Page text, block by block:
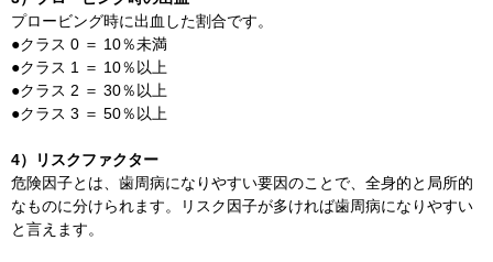
プロービング時に出血した割合です。
●クラス 0 ＝ 10％未満
●クラス 1 ＝ 10％以上
●クラス 2 ＝ 30％以上
●クラス 3 ＝ 50％以上
4）リスクファクター
危険因子とは、歯周病になりやすい要因のことで、全身的と局所的
なものに分けられます。リスク因子が多ければ歯周病になりやすい
と言えます。